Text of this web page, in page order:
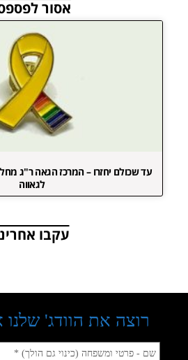
אסור
עד שכולם יחזרו – המרכז הגאה ר"ג
לגאווה
עקבו